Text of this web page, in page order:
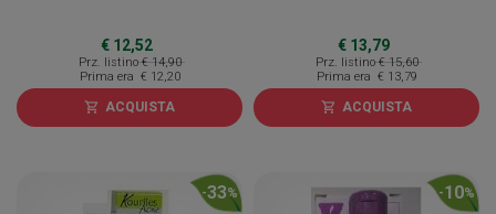
€ 12,52
Prz. listino € 14,90
Prima era € 12,20
shopping_cart ACQUISTA
€ 13,79
Prz. listino € 15,60
Prima era € 13,79
shopping_cart ACQUISTA
-33% -10%